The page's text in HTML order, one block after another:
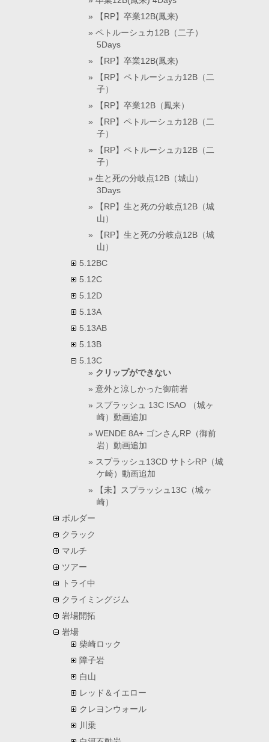
【RP】卒業12B(鳳来)
ペトルーシュカ12B（二子）
5Days
【RP】卒業12B(鳳来)
【RP】ペトルーシュカ12B（二
子）
【RP】卒業12B（鳳来）
【RP】ペトルーシュカ12B（二
子）
【RP】ペトルーシュカ12B（二
子）
生と死の分岐点12B（城山）
3Days
【RP】生と死の分岐点12B（城
山）
【RP】生と死の分岐点12B（城
山）
5.12BC
5.12C
5.12D
5.13A
5.13AB
5.13B
5.13C
クリップができない
意外と涼しかった御前岩
スプラッシュ 13C ISAO （城ヶ
崎）動画追加
WENDE 8A+ ゴンさんRP（御前
岩）動画追加
スプラッシュ13CD サトシRP（城
ケ崎）動画追加
【未】スプラッシュ13C（城ヶ
崎）
ボルダー
クラック
マルチ
ツアー
トライ中
クライミングジム
岩場開拓
岩場
柴崎ロック
障子岩
白山
レッド＆イエロー
クレヨンウォール
川乗